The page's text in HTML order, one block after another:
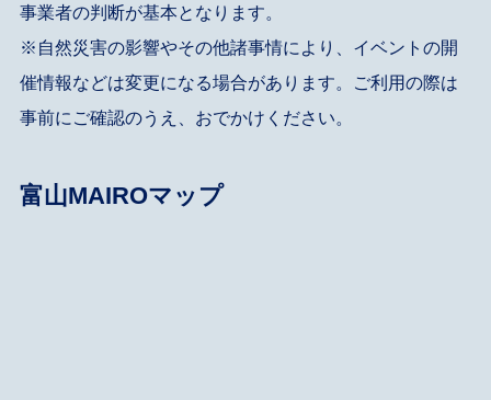
事業者の判断が基本となります。
※自然災害の影響やその他諸事情により、イベントの開
催情報などは変更になる場合があります。ご利用の際は
事前にご確認のうえ、おでかけください。
富山MAIROマップ